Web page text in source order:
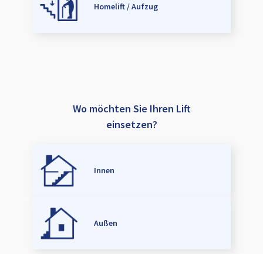
Homelift / Aufzug
Wo möchten Sie Ihren Lift
einsetzen?
Innen
Außen